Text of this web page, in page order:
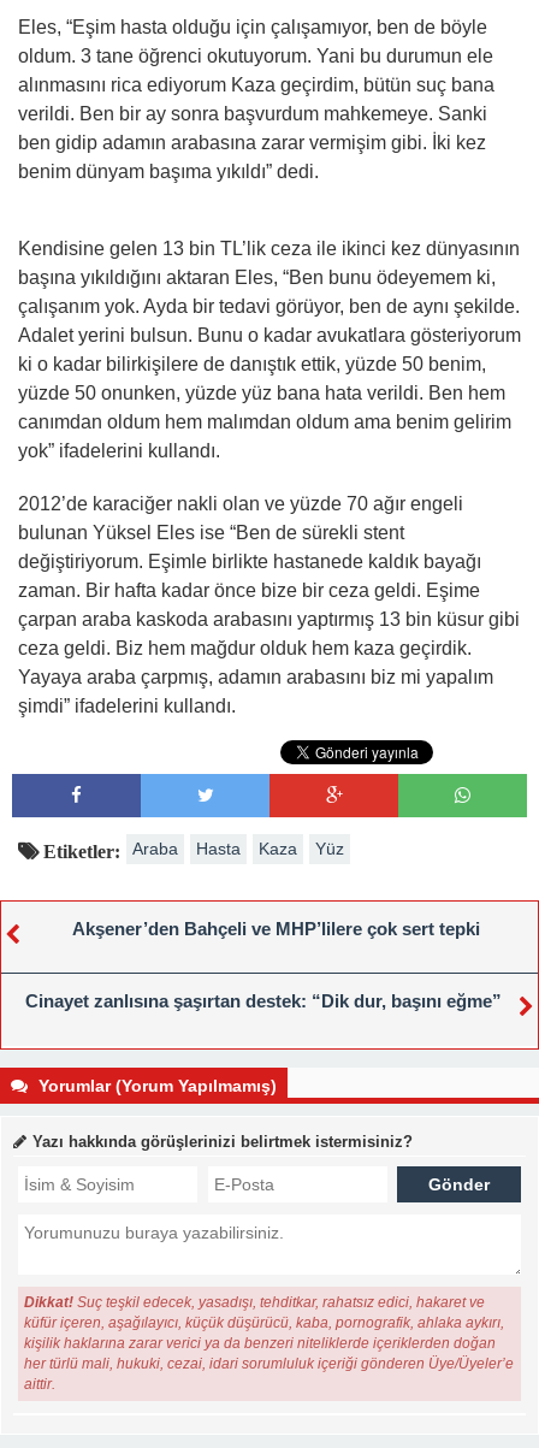
Eles, “Eşim hasta olduğu için çalışamıyor, ben de böyle
oldum. 3 tane öğrenci okutuyorum. Yani bu durumun ele
alınmasını rica ediyorum Kaza geçirdim, bütün suç bana
verildi. Ben bir ay sonra başvurdum mahkemeye. Sanki
ben gidip adamın arabasına zarar vermişim gibi. İki kez
benim dünyam başıma yıkıldı” dedi.
Kendisine gelen 13 bin TL’lik ceza ile ikinci kez dünyasının
başına yıkıldığını aktaran Eles, “Ben bunu ödeyemem ki,
çalışanım yok. Ayda bir tedavi görüyor, ben de aynı şekilde.
Adalet yerini bulsun. Bunu o kadar avukatlara gösteriyorum
ki o kadar bilirkişilere de danıştık ettik, yüzde 50 benim,
yüzde 50 onunken, yüzde yüz bana hata verildi. Ben hem
canımdan oldum hem malımdan oldum ama benim gelirim
yok” ifadelerini kullandı.
2012’de karaciğer nakli olan ve yüzde 70 ağır engeli
bulunan Yüksel Eles ise “Ben de sürekli stent
değiştiriyorum. Eşimle birlikte hastanede kaldık bayağı
zaman. Bir hafta kadar önce bize bir ceza geldi. Eşime
çarpan araba kaskoda arabasını yaptırmış 13 bin küsur gibi
ceza geldi. Biz hem mağdur olduk hem kaza geçirdik.
Yayaya araba çarpmış, adamın arabasını biz mi yapalım
şimdi” ifadelerini kullandı.
Etiketler: Araba Hasta Kaza Yüz
Akşener’den Bahçeli ve MHP’lilere çok sert tepki
Cinayet zanlısına şaşırtan destek: “Dik dur, başını eğme”
Yorumlar (Yorum Yapılmamış)
Yazı hakkında görüşlerinizi belirtmek istermisiniz?
Dikkat! Suç teşkil edecek, yasadışı, tehditkar, rahatsız edici, hakaret ve
küfür içeren, aşağılayıcı, küçük düşürücü, kaba, pornografik, ahlaka aykırı,
kişilik haklarına zarar verici ya da benzeri niteliklerde içeriklerden doğan
her türlü mali, hukuki, cezai, idari sorumluluk içeriği gönderen Üye/Üyeler’e
aittir.